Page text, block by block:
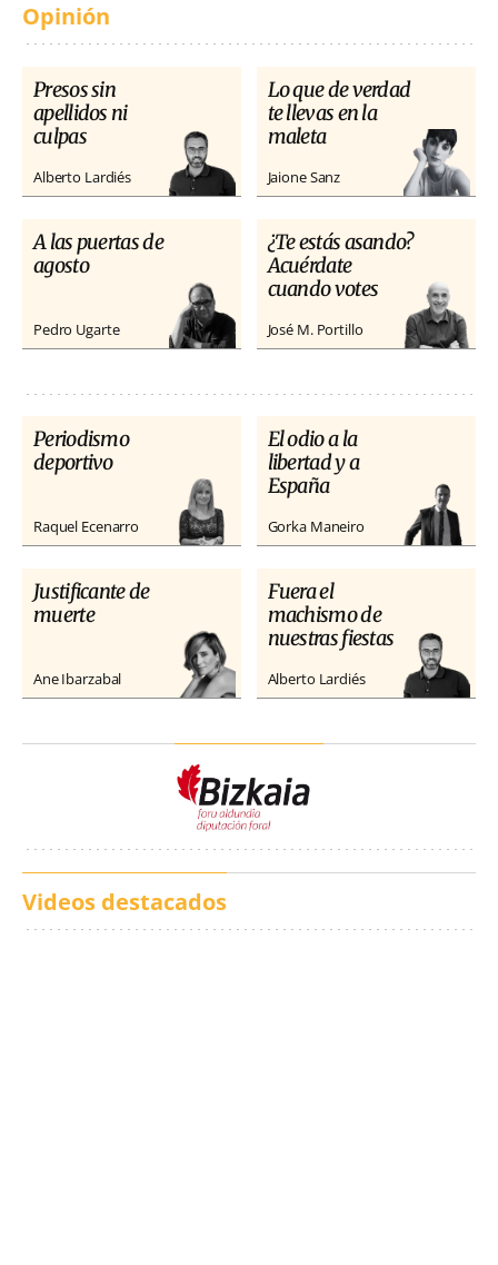
Opinión
Presos sin
apellidos ni
culpas
Alberto Lardiés
Lo que de verdad
te llevas en la
maleta
Jaione Sanz
A las puertas de
agosto
Pedro Ugarte
¿Te estás asando?
Acuérdate
cuando votes
José M. Portillo
Periodismo
deportivo
Raquel Ecenarro
El odio a la
libertad y a
España
Gorka Maneiro
Justificante de
muerte
Ane Ibarzabal
Fuera el
machismo de
nuestras fiestas
Alberto Lardiés
Videos destacados